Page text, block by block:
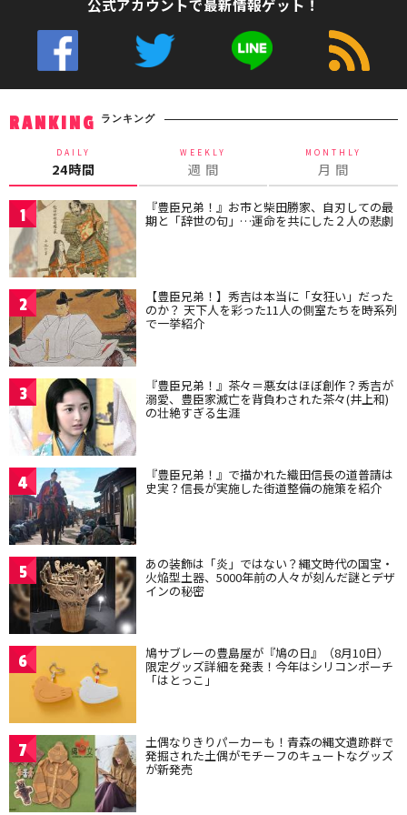
公式アカウントで最新情報ゲット！
RANKING ランキング
DAILY
24時間
WEEKLY
週 間
MONTHLY
月 間
1 『豊臣兄弟！』お市と柴田勝家、自刃しての最
期と「辞世の句」…運命を共にした２人の悲劇
2 【豊臣兄弟！】秀吉は本当に「女狂い」だった
のか？ 天下人を彩った11人の側室たちを時系列
で一挙紹介
3 『豊臣兄弟！』茶々＝悪女はほぼ創作？秀吉が
溺愛、豊臣家滅亡を背負わされた茶々(井上和)
の壮絶すぎる生涯
4 『豊臣兄弟！』で描かれた織田信長の道普請は
史実？信長が実施した街道整備の施策を紹介
5 あの装飾は「炎」ではない？縄文時代の国宝・
火焔型土器、5000年前の人々が刻んだ謎とデザ
インの秘密
6 鳩サブレーの豊島屋が『鳩の日』（8月10日）
限定グッズ詳細を発表！今年はシリコンポーチ
「はとっこ」
7 土偶なりきりパーカーも！青森の縄文遺跡群で
発掘された土偶がモチーフのキュートなグッズ
が新発売